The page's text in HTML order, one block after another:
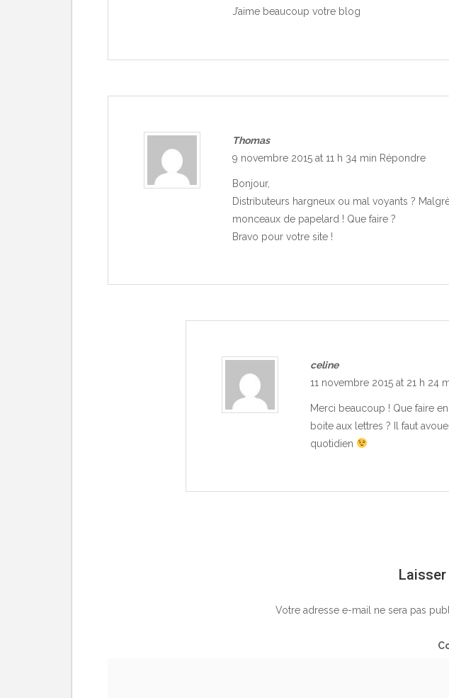
J’aime beaucoup votre blog
Thomas
9 novembre 2015 at 11 h 34 min Répondre
Bonjour,
Distributeurs hargneux ou mal voyants ?
monceaux de papelard ! Que faire ?
Bravo pour votre site !
celine
11 novembre 2015 at 21 h 24
Merci beaucoup ! Que faire
boite aux lettres ? Il faut
quotidien
Votre adresse e-mail ne sera pas